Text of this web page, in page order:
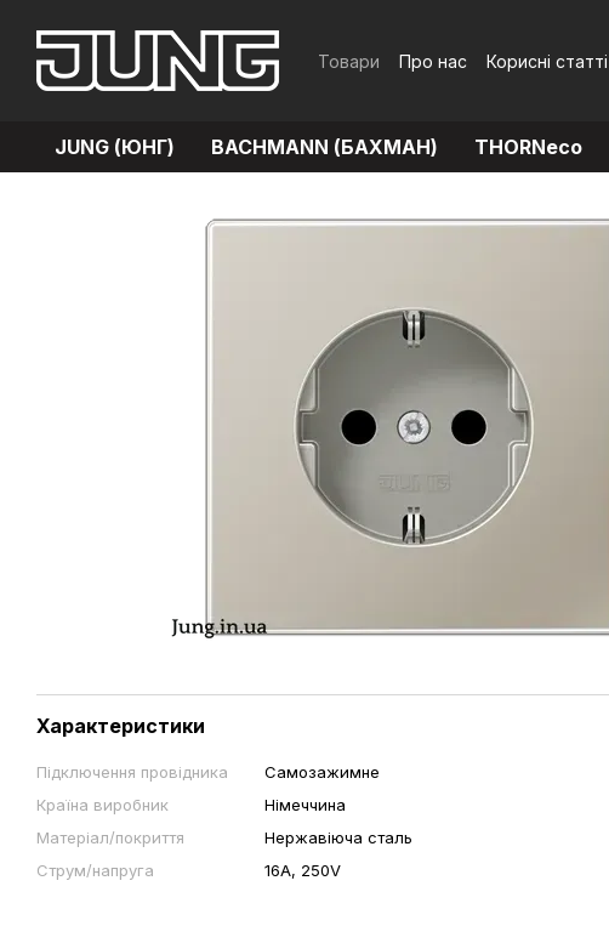
Товари Про нас Корисні статті
JUNG (ЮНГ) BACHMANN (БАХМАН) THORNeco
Характеристики
Підключення провідника
Самозажимне
Країна виробник
Німеччина
Матеріал/покриття
Нержавіюча сталь
Струм/напруга
16А, 250V